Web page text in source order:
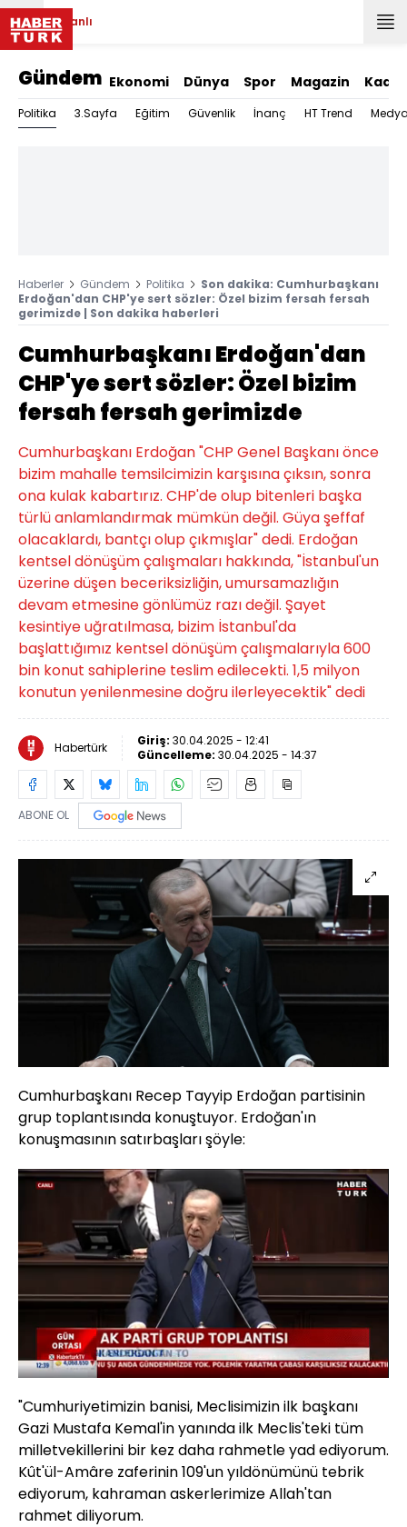
Canlı
Gündem Ekonomi Dünya Spor Magazin Kadın
Politika 3.Sayfa Eğitim Güvenlik İnanç HT Trend
Haberler Gündem Politika
Son dakika: Cumhurbaşkanı
Erdoğan'dan CHP'ye sert sözler: Özel bizim fersah fersah
gerimizde | Son dakika haberleri
Cumhurbaşkanı Erdoğan'dan
CHP'ye sert sözler: Özel bizim
fersah fersah gerimizde
Cumhurbaşkanı Erdoğan "CHP Genel Başkanı önce
bizim mahalle temsilcimizin karşısına çıksın, sonra
ona kulak kabartırız. CHP'de olup bitenleri başka
türlü anlamlandırmak mümkün değil. Güya şeffaf
olacaklardı, bantçı olup çıkmışlar" dedi. Erdoğan
kentsel dönüşüm çalışmaları hakkında, "İstanbul'un
üzerine düşen beceriksizliğin, umursamazlığın
devam etmesine gönlümüz razı değil. Şayet
kesintiye uğratılmasa, bizim İstanbul'da
başlattığımız kentsel dönüşüm çalışmalarıyla 600
bin konut sahiplerine teslim edilecekti. 1,5 milyon
konutun yenilenmesine doğru ilerleyecektik" dedi
Habertürk Giriş: 30.04.2025 - 12:41
Güncelleme: 30.04.2025 - 14:37
ABONE OL
Cumhurbaşkanı Recep Tayyip Erdoğan partisinin
grup toplantısında konuştuyor. Erdoğan'ın
konuşmasının satırbaşları şöyle:
Sesi
Aç
Yüklendi:
1.35%
Oynatma
Hızı
"Cumhuriyetimizin banisi, Meclisimizin ilk başkanı
Gazi Mustafa Kemal'in yanında ilk Meclis'teki tüm
milletvekillerini bir kez daha rahmetle yad ediyorum.
Kût'ül-Amâre zaferinin 109'un yıldönümünü tebrik
ediyorum, kahraman askerlerimize Allah'tan
rahmet diliyorum.